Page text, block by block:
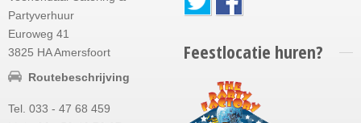
Partyverhuur
Euroweg 41
3825 HA Amersfoort
Routebeschrijving
Tel. 033 - 47 68 459
Feestlocatie huren?